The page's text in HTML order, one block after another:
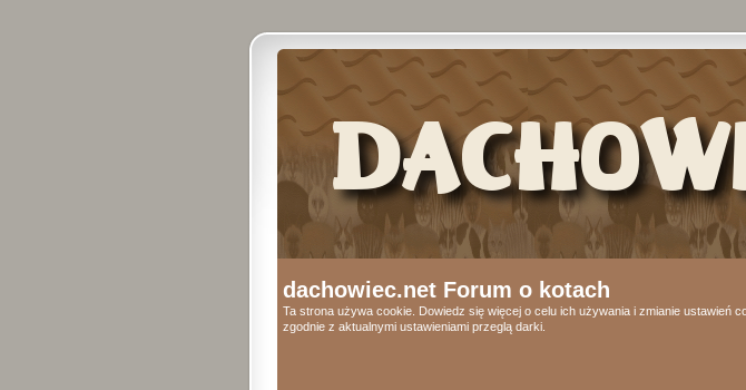
dachowiec.net Forum o kotach
Ta strona używa cookie. Dowiedz się więcej o celu ich używania i zmianie
zgodnie z aktualnymi ustawieniami przeglą darki.